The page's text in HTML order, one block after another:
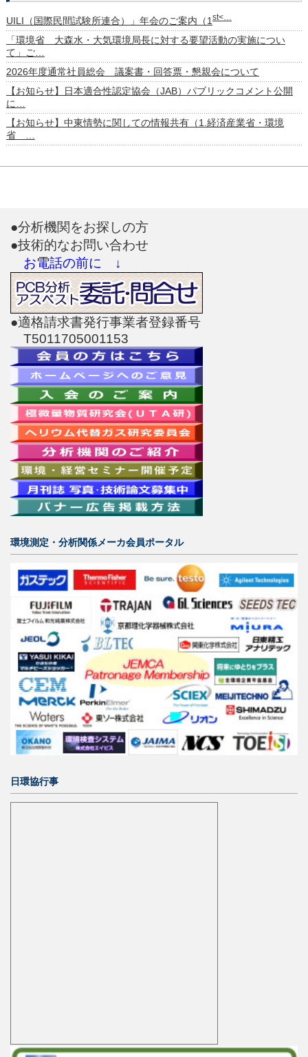
UILI（国際民間試験所連合）」年会のご案内（1 st<…
「環境省 大森水・大気環境局長に対する要望活動の実施につい
て」ご…
2026年度通常社員総会 議案書・回答票・懇親会について
【お知らせ】日本適合性認定協会（JAB）パブリックコメント公開
に…
【お知らせ】中東情勢に関しての情報共有（1.経済産業省・環境
省 …
●分析機関をお探しの方
●技術的なお問い合わせ
お電話の前に ↓
●適格請求書発行事業者登録番号
T5011705001153
環境測定・分析関係メーカ会員ポータル
日環協行事